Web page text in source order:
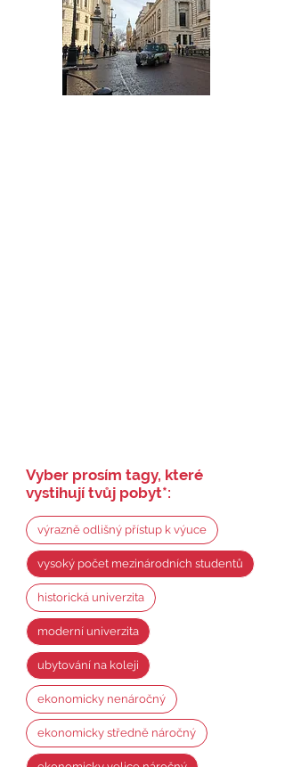
Vyber prosím tagy, které
vystihují tvůj pobyt*:
výrazně odlišný přístup k výuce
vysoký počet mezinárodních studentů
historická univerzita
moderní univerzita
ubytování na koleji
ekonomicky nenáročný
ekonomicky středně náročný